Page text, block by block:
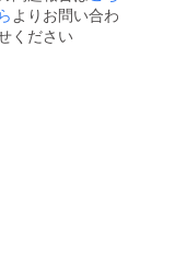
らよりお問い合わ
ください